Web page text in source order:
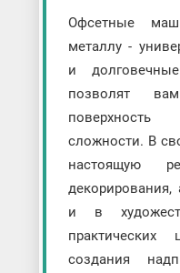
Офсетные
металлу -
и
позволят
сложности. В
настоящую
декорирования,
и в
создания